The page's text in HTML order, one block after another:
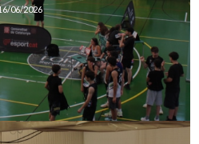
06/2026